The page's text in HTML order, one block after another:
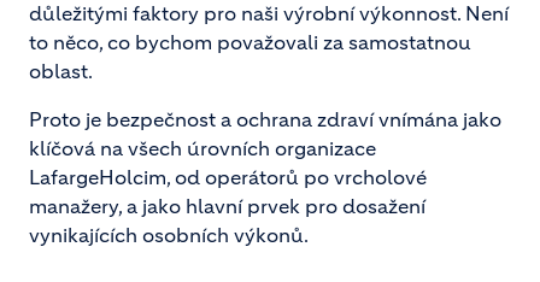
důležitými faktory pro naši výrobní výkonnost. Není
to něco, co bychom považovali za samostatnou
oblast.
Proto je bezpečnost a ochrana zdraví vnímána jako
klíčová na všech úrovních organizace
LafargeHolcim, od operátorů po vrcholové
manažery, a jako hlavní prvek pro dosažení
vynikajících osobních výkonů.